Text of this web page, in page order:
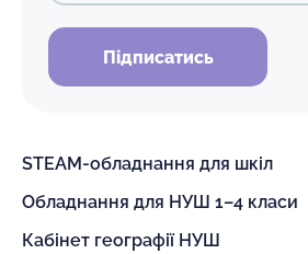
Підписатись
STEAM-обладнання для шкіл
Обладнання для НУШ 1–4 класи
Кабінет географії НУШ